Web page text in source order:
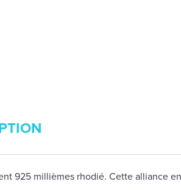
925 millièmes rhodié. Cette alliance